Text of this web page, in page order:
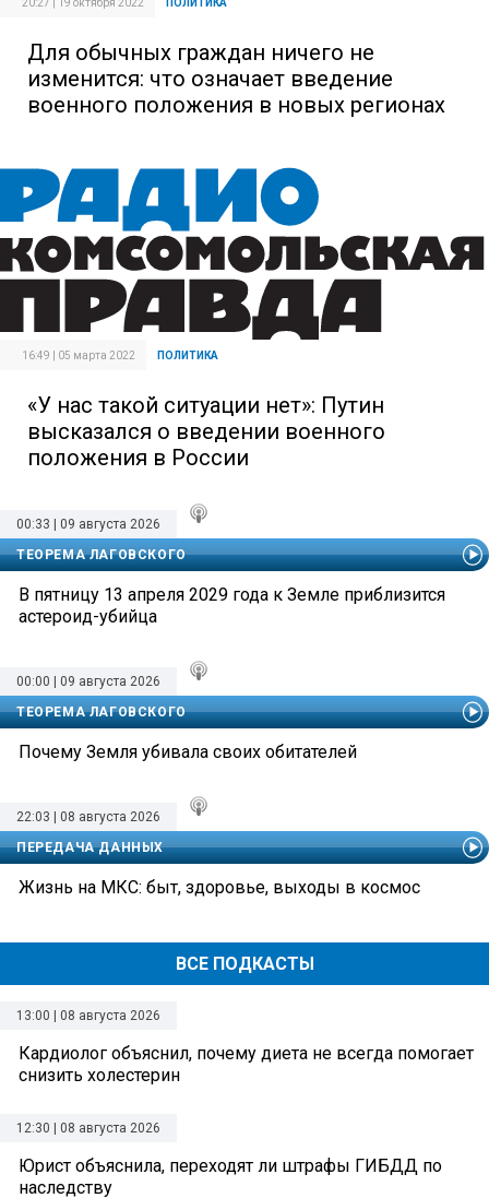
Для обычных граждан ничего не
изменится: что означает введение
военного положения в новых регионах
16:49 | 05 марта 2022 ПОЛИТИКА
«У нас такой ситуации нет»: Путин
высказался о введении военного
положения в России
ВСЕ ПОДКАСТЫ
00:33 | 09 августа 2026
ТЕОРЕМА ЛАГОВСКОГО
В пятницу 13 апреля 2029 года к Земле приблизится
астероид-убийца
00:00 | 09 августа 2026
ТЕОРЕМА ЛАГОВСКОГО
Почему Земля убивала своих обитателей
22:03 | 08 августа 2026
ПЕРЕДАЧА ДАННЫХ
Жизнь на МКС: быт, здоровье, выходы в космос
13:00 | 08 августа 2026
Кардиолог объяснил, почему диета не всегда помогает
снизить холестерин
12:30 | 08 августа 2026
Юрист объяснила, переходят ли штрафы ГИБДД по
наследству